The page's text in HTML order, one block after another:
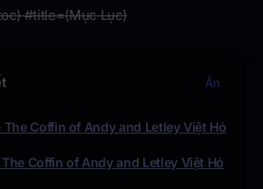
#title=(Mục Lục)
Ẩn
Coffin of Andy and Letley Việt Hó
Coffin of Andy and Letley Việt Hó